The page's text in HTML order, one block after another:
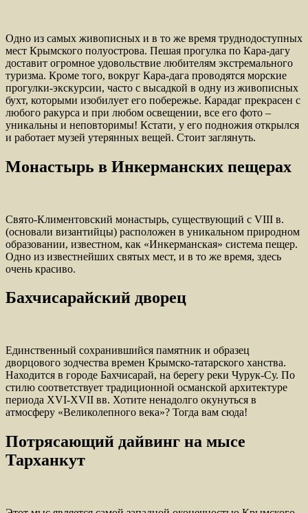
Одно из самых живописных и в то же время труднодоступных
мест Крымского полуострова. Пешая прогулка по Кара-дагу
доставит огромное удовольствие любителям экстремального
туризма. Кроме того, вокруг Кара-дага проводятся морские
прогулки-экскурсии, часто с высадкой в одну из живописных
бухт, которыми изобилует его побережье. Карадаг прекрасен с
любого ракурса и при любом освещении, все его фото –
уникальны и неповторимы! Кстати, у его подножия открылся
и работает музей утерянных вещей. Стоит заглянуть.
Монастырь в Инкерманских пещерах
Свято-Климентовский монастырь, существующий с VIII в.
(основали византийцы) расположен в уникальном природном
образовании, известном, как «Инкерманская» система пещер.
Одно из известнейших святых мест, и в то же время, здесь
очень красиво.
Бахчисарайский дворец
Единственный сохранившийся памятник и образец
дворцового зодчества времен Крымско-татарского ханства.
Находится в городе Бахчисарай, на берегу реки Чурук-Су. По
стилю соответствует традиционной османской архитектуре
периода XVI-XVII вв. Хотите ненадолго окунуться в
атмосферу «Великолепного века»? Тогда вам сюда!
Потрясающий дайвинг на мысе
Тарханкут